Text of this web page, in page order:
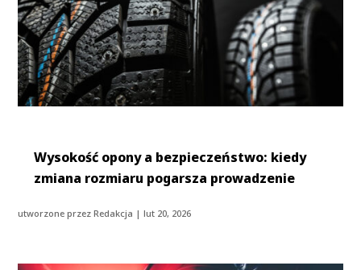
Wysokość opony a bezpieczeństwo: kiedy
zmiana rozmiaru pogarsza prowadzenie
utworzone przezRedakcja |lut 20, 2026